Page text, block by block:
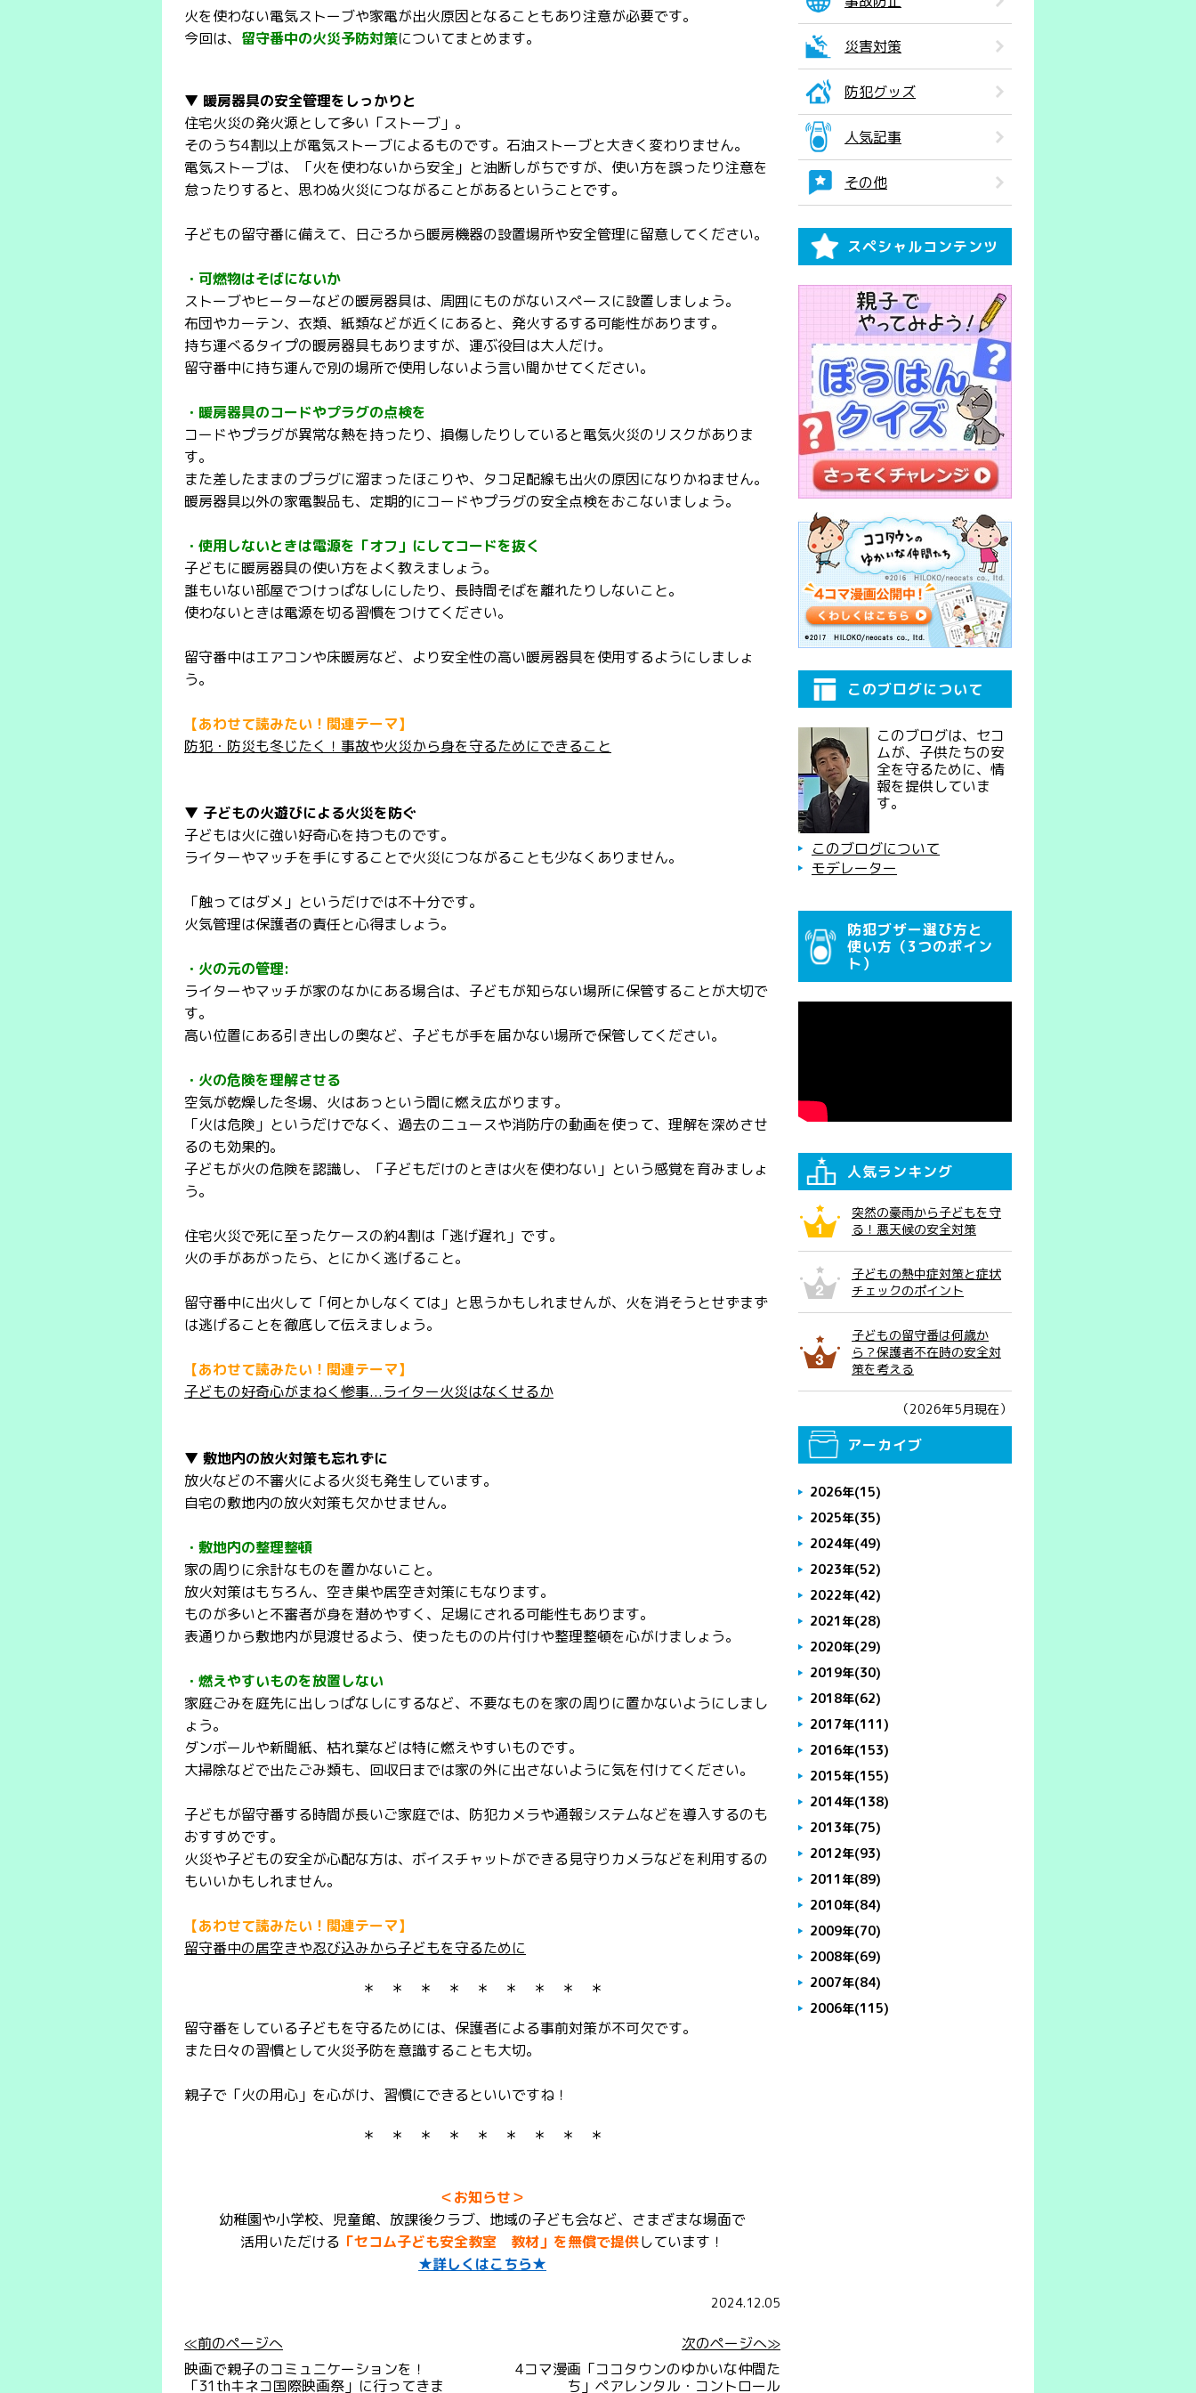
火を使わない電気ストーブや家電が出火原因となることもあり注意が必要です。
今回は、 留守番中の火災予防対策についてまとめます。
▼ 暖房器具の安全管理をしっかりと
住宅火災の発火源として多い「ストーブ」。
そのうち4割以上が電気ストーブによるものです。石油ストーブと大きく変わりません。
電気ストーブは、「火を使わないから安全」と油断しがちですが、使い方を誤ったり注意を
怠ったりすると、思わぬ火災につながることがあるということです。
子どもの留守番に備えて、日ごろから暖房機器の設置場所や安全管理に留意してください。
・可燃物はそばにないか
ストーブやヒーターなどの暖房器具は、周囲にものがないスペースに設置しましょう。
布団やカーテン、衣類、紙類などが近くにあると、発火するする可能性があります。
持ち運べるタイプの暖房器具もありますが、運ぶ役目は大人だけ。
留守番中に持ち運んで別の場所で使用しないよう言い聞かせてください。
・暖房器具のコードやプラグの点検を
コードやプラグが異常な熱を持ったり、損傷したりしていると電気火災のリスクがありま
す。
また差したままのプラグに溜まったほこりや、タコ足配線も出火の原因になりかねません。
暖房器具以外の家電製品も、定期的にコードやプラグの安全点検をおこないましょう。
・使用しないときは電源を「オフ」にしてコードを抜く
子どもに暖房器具の使い方をよく教えましょう。
誰もいない部屋でつけっぱなしにしたり、長時間そばを離れたりしないこと。
使わないときは電源を切る習慣をつけてください。
留守番中はエアコンや床暖房など、より安全性の高い暖房器具を使用するようにしましょ
う。
【あわせて読みたい！関連テーマ】
防犯・防災も冬じたく！事故や火災から身を守るためにできること
▼ 子どもの火遊びによる火災を防ぐ
子どもは火に強い好奇心を持つものです。
ライターやマッチを手にすることで火災につながることも少なくありません。
「触ってはダメ」というだけでは不十分です。
火気管理は保護者の責任と心得ましょう。
・火の元の管理:
ライターやマッチが家のなかにある場合は、子どもが知らない場所に保管することが大切で
す。
高い位置にある引き出しの奥など、子どもが手を届かない場所で保管してください。
・火の危険を理解させる
空気が乾燥した冬場、火はあっという間に燃え広がります。
「火は危険」というだけでなく、過去のニュースや消防庁の動画を使って、理解を深めさせ
るのも効果的。
子どもが火の危険を認識し、「子どもだけのときは火を使わない」という感覚を育みましょ
う。
住宅火災で死に至ったケースの約4割は「逃げ遅れ」です。
火の手があがったら、とにかく逃げること。
留守番中に出火して「何とかしなくては」と思うかもしれませんが、火を消そうとせずまず
は逃げることを徹底して伝えましょう。
【あわせて読みたい！関連テーマ】
子どもの好奇心がまねく惨事...ライター火災はなくせるか
▼ 敷地内の放火対策も忘れずに
放火などの不審火による火災も発生しています。
自宅の敷地内の放火対策も欠かせません。
・敷地内の整理整頓
家の周りに余計なものを置かないこと。
放火対策はもちろん、空き巣や居空き対策にもなります。
ものが多いと不審者が身を潜めやすく、足場にされる可能性もあります。
表通りから敷地内が見渡せるよう、使ったものの片付けや整理整頓を心がけましょう。
・燃えやすいものを放置しない
家庭ごみを庭先に出しっぱなしにするなど、不要なものを家の周りに置かないようにしまし
ょう。
ダンボールや新聞紙、枯れ葉などは特に燃えやすいものです。
大掃除などで出たごみ類も、回収日までは家の外に出さないように気を付けてください。
子どもが留守番する時間が長いご家庭では、防犯カメラや通報システムなどを導入するのも
おすすめです。
火災や子どもの安全が心配な方は、ボイスチャットができる見守りカメラなどを利用するの
もいいかもしれません。
【あわせて読みたい！関連テーマ】
留守番中の居空きや忍び込みから子どもを守るために
＊ ＊ ＊ ＊ ＊ ＊ ＊ ＊ ＊
留守番をしている子どもを守るためには、保護者による事前対策が不可欠です。
また日々の習慣として火災予防を意識することも大切。
親子で「火の用心」を心がけ、習慣にできるといいですね！
＊ ＊ ＊ ＊ ＊ ＊ ＊ ＊ ＊
＜お知らせ＞
幼稚園や小学校、児童館、放課後クラブ、地域の子ども会など、さまざまな場面で
活用いただける 「セコム子ども安全教室 教材」を無償で提供しています！
★詳しくはこちら★
2024.12.05
≪前のページへ
次のページへ≫
映画で親子のコミュニケーションを！
「31thキネコ国際映画祭」に行ってきま
4コマ漫画「ココタウンのゆかいな仲間た
ち」ペアレンタル・コントロール
災害対策
防犯グッズ
人気記事
その他
スペシャルコンテンツ
このブログについて
このブログは、セコ
ムが、子供たちの安
全を守るために、情
報を提供していま
す。
このブログについて
モデレーター
防犯ブザー選び方と
使い方（3つのポイン
ト）
人気ランキング
突然の豪雨から子どもを守
る！悪天候の安全対策
子どもの熱中症対策と症状
チェックのポイント
子どもの留守番は何歳か
ら？保護者不在時の安全対
策を考える
（2026年5月現在）
アーカイブ
2026年(15)
2025年(35)
2024年(49)
2023年(52)
2022年(42)
2021年(28)
2020年(29)
2019年(30)
2018年(62)
2017年(111)
2016年(153)
2015年(155)
2014年(138)
2013年(75)
2012年(93)
2011年(89)
2010年(84)
2009年(70)
2008年(69)
2007年(84)
2006年(115)